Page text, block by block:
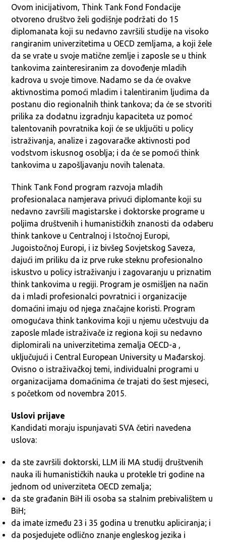
Ovom inicijativom, Think Tank Fond Fondacije
otvoreno društvo želi godišnje podržati do 15
diplomanata koji su nedavno završili studije na visoko
rangiranim univerzitetima u OECD zemljama, a koji žele
da se vrate u svoje matične zemlje i zaposle se u think
tankovima zainteresiranim za dovođenje mladih
kadrova u svoje timove. Nadamo se da će ovakve
aktivnostima pomoći mladim i talentiranim ljudima da
postanu dio regionalnih think tankova; da će se stvoriti
prilika za dodatnu izgradnju kapaciteta uz pomoć
talentovanih povratnika koji će se uključiti u policy
istraživanja, analize i zagovaračke aktivnosti pod
vodstvom iskusnog osoblja; i da će se pomoći think
tankovima u zapošljavanju novih talenata.
Think Tank Fond program razvoja mladih
profesionalaca namjerava privući diplomante koji su
nedavno završili magistarske i doktorske programe u
poljima društvenih i humanističkih znanosti da odaberu
think tankove u Centralnoj i Istočnoj Europi,
Jugoistočnoj Europi, i iz bivšeg Sovjetskog Saveza,
dajući im priliku da iz prve ruke steknu profesionalno
iskustvo u policy istraživanju i zagovaranju u priznatim
think tankovima u regiji. Program je osmišljen na način
da i mladi profesionalci povratnici i organizacije
domaćini imaju od njega značajne koristi. Program
omogućava think tankovima koji u njemu učestvuju da
zaposle mlade istraživače iz regiona koji su nedavno
diplomirali na univerzitetima zemalja OECD-a ,
uključujući i Central European University u Mađarskoj.
Ovisno o istraživačkoj temi, individualni programi u
organizacijama domaćinima će trajati do šest mjeseci,
s početkom od novembra 2015.
Uslovi prijave
Kandidati moraju ispunjavati SVA četiri navedena
uslova:
da ste završili doktorski, LLM ili MA studij društvenih
nauka ili humanističkih nauka u protekle tri godine na
jednom od univerziteta OECD zemalja;
da ste građanin BiH ili osoba sa stalnim prebivalištem u
BiH;
da imate između 23 i 35 godina u trenutku apliciranja; i
da posjedujete odlično znanje engleskog jezika i